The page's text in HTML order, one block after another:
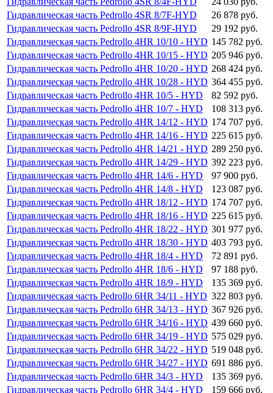
Гидравлическая часть Pedrollo 4SR 8/7F-HYD
26 878 руб.
Гидравлическая часть Pedrollo 4SR 8/9F-HYD
29 192 руб.
Гидравлическая часть Pedrollo 4HR 10/10 - HYD 145 782 руб.
Гидравлическая часть Pedrollo 4HR 10/15 - HYD 205 946 руб.
Гидравлическая часть Pedrollo 4HR 10/20 - HYD 268 424 руб.
Гидравлическая часть Pedrollo 4HR 10/28 - HYD 364 455 руб.
Гидравлическая часть Pedrollo 4HR 10/5 - HYD
82 592 руб.
Гидравлическая часть Pedrollo 4HR 10/7 - HYD
108 313 руб.
Гидравлическая часть Pedrollo 4HR 14/12 - HYD 174 707 руб.
Гидравлическая часть Pedrollo 4HR 14/16 - HYD 225 615 руб.
Гидравлическая часть Pedrollo 4HR 14/21 - HYD 289 250 руб.
Гидравлическая часть Pedrollo 4HR 14/29 - HYD 392 223 руб.
Гидравлическая часть Pedrollo 4HR 14/6 - HYD
97 900 руб.
Гидравлическая часть Pedrollo 4HR 14/8 - HYD
123 087 руб.
Гидравлическая часть Pedrollo 4HR 18/12 - HYD 174 707 руб.
Гидравлическая часть Pedrollo 4HR 18/16 - HYD 225 615 руб.
Гидравлическая часть Pedrollo 4HR 18/22 - HYD 301 977 руб.
Гидравлическая часть Pedrollo 4HR 18/30 - HYD 403 793 руб.
Гидравлическая часть Pedrollo 4HR 18/4 - HYD
72 891 руб.
Гидравлическая часть Pedrollo 4HR 18/6 - HYD
97 188 руб.
Гидравлическая часть Pedrollo 4HR 18/9 - HYD
135 369 руб.
Гидравлическая часть Pedrollo 6HR 34/11 - HYD 322 803 руб.
Гидравлическая часть Pedrollo 6HR 34/13 - HYD 367 926 руб.
Гидравлическая часть Pedrollo 6HR 34/16 - HYD 439 660 руб.
Гидравлическая часть Pedrollo 6HR 34/19 - HYD 575 029 руб.
Гидравлическая часть Pedrollo 6HR 34/22 - HYD 519 048 руб.
Гидравлическая часть Pedrollo 6HR 34/27 - HYD 691 886 руб.
Гидравлическая часть Pedrollo 6HR 34/3 - HYD
135 369 руб.
Гидравлическая часть Pedrollo 6HR 34/4 - HYD
159 666 руб.